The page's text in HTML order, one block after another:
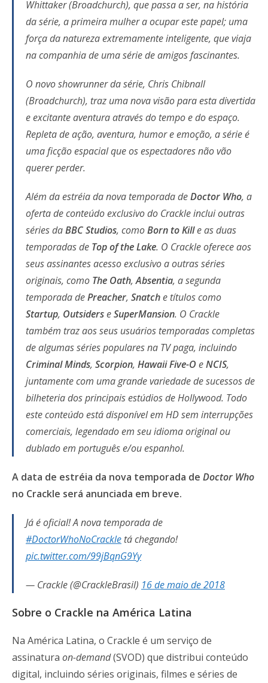
Whittaker (Broadchurch), que passa a ser, na história
da série, a primeira mulher a ocupar este papel; uma
força da natureza extremamente inteligente, que viaja
na companhia de uma série de amigos fascinantes.
O novo showrunner da série, Chris Chibnall
(Broadchurch), traz uma nova visão para esta divertida
e excitante aventura através do tempo e do espaço.
Repleta de ação, aventura, humor e emoção, a série é
uma ficção espacial que os espectadores não vão
querer perder.
Além da estréia da nova temporada deDoctor Who, a
oferta de conteúdo exclusivo do Crackle inclui outras
séries daBBC Studios, comoBorn to Kille as duas
temporadas de Top of the Lake. O Crackle oferece aos
seus assinantes acesso exclusivo a outras séries
originais, como The Oath,Absentia, a segunda
temporada dePreacher, Snatche títulos como
Startup, OutsiderseSuperMansion. O Crackle
também traz aos seus usuários temporadas completas
de algumas séries populares na TV paga, incluindo
Criminal Minds, Scorpion, Hawaii Five-O eNCIS,
juntamente com uma grande variedade de sucessos de
bilheteria dos principais estúdios de Hollywood. Todo
este conteúdo está disponível em HD sem interrupções
comerciais, legendado em seu idioma original ou
dublado em português e/ou espanhol.
A data de estréia da nova temporada de Doctor Who
no Crackle será anunciada em breve.
Já é oficial! A nova temporada de
#DoctorWhoNoCrackle tá chegando!
pic.twitter.com/99jBqnG9Yy
— Crackle (@CrackleBrasil) 16 de maio de 2018
Sobre o Crackle na América Latina
Na América Latina, o Crackle é um serviço de
assinatura on-demand(SVOD) que distribui conteúdo
digital, incluindo séries originais, filmes e séries de